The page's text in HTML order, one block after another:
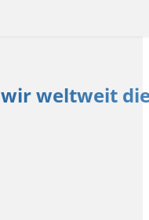
wir weltweit